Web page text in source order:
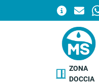
ZONA
DOCCIA